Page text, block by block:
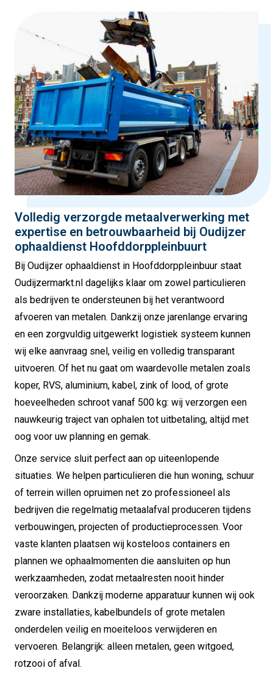
Volledig verzorgde metaalverwerking met
expertise en betrouwbaarheid bij Oudijzer
ophaaldienst Hoofddorppleinbuurt
Bij Oudijzer ophaaldienst in Hoofddorppleinbuur staat
Oudijzermarkt.nl dagelijks klaar om zowel particulieren
als bedrijven te ondersteunen bij het verantwoord
afvoeren van metalen. Dankzij onze jarenlange ervaring
en een zorgvuldig uitgewerkt logistiek systeem kunnen
wij elke aanvraag snel, veilig en volledig transparant
uitvoeren. Of het nu gaat om waardevolle metalen zoals
koper, RVS, aluminium, kabel, zink of lood, of grote
hoeveelheden schroot vanaf 500 kg: wij verzorgen een
nauwkeurig traject van ophalen tot uitbetaling, altijd met
oog voor uw planning en gemak.
Onze service sluit perfect aan op uiteenlopende
situaties. We helpen particulieren die hun woning, schuur
of terrein willen opruimen net zo professioneel als
bedrijven die regelmatig metaalafval produceren tijdens
verbouwingen, projecten of productieprocessen. Voor
vaste klanten plaatsen wij kosteloos containers en
plannen we ophaalmomenten die aansluiten op hun
werkzaamheden, zodat metaalresten nooit hinder
veroorzaken. Dankzij moderne apparatuur kunnen wij ook
zware installaties, kabelbundels of grote metalen
onderdelen veilig en moeiteloos verwijderen en
vervoeren. Belangrijk: alleen metalen, geen witgoed,
rotzooi of afval.